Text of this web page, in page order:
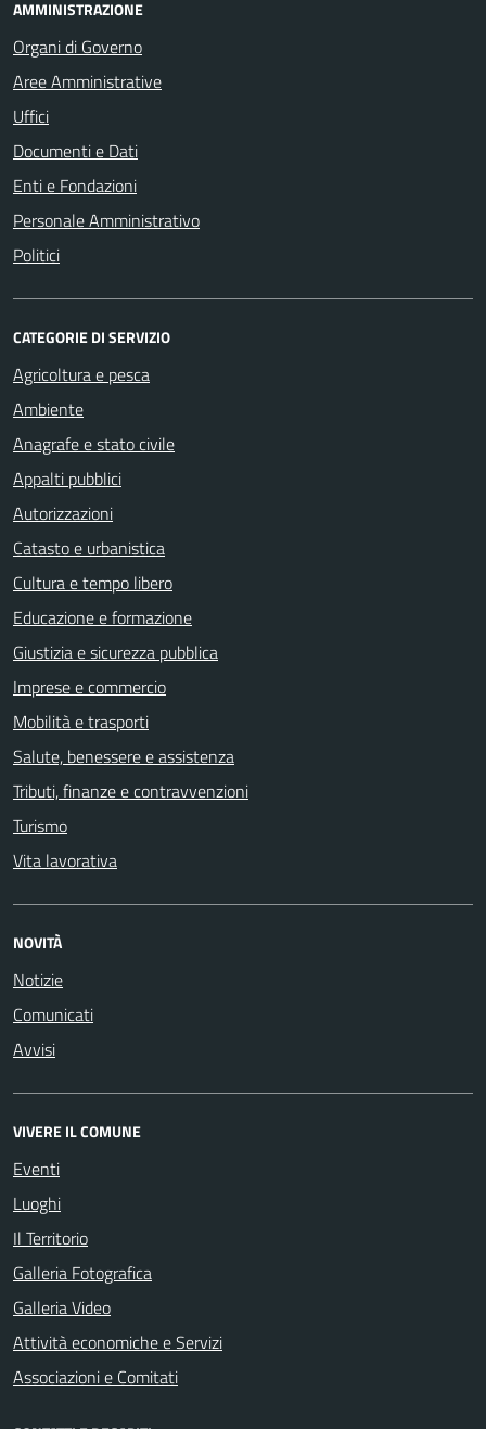
AMMINISTRAZIONE
Organi di Governo
Aree Amministrative
Uffici
Documenti e Dati
Enti e Fondazioni
Personale Amministrativo
Politici
CATEGORIE DI SERVIZIO
Agricoltura e pesca
Ambiente
Anagrafe e stato civile
Appalti pubblici
Autorizzazioni
Catasto e urbanistica
Cultura e tempo libero
Educazione e formazione
Giustizia e sicurezza pubblica
Imprese e commercio
Mobilità e trasporti
Salute, benessere e assistenza
Tributi, finanze e contravvenzioni
Turismo
Vita lavorativa
NOVITÀ
Notizie
Comunicati
Avvisi
VIVERE IL COMUNE
Eventi
Luoghi
Il Territorio
Galleria Fotografica
Galleria Video
Attività economiche e Servizi
Associazioni e Comitati